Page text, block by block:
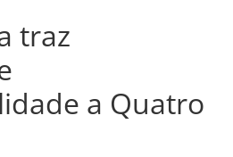
traz
a Quatro